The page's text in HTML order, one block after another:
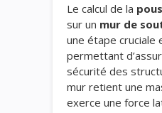
Le calcul de la
sur un mur de
une étape cruciale
permettant
sécurité des
mur retient une
exerce une force